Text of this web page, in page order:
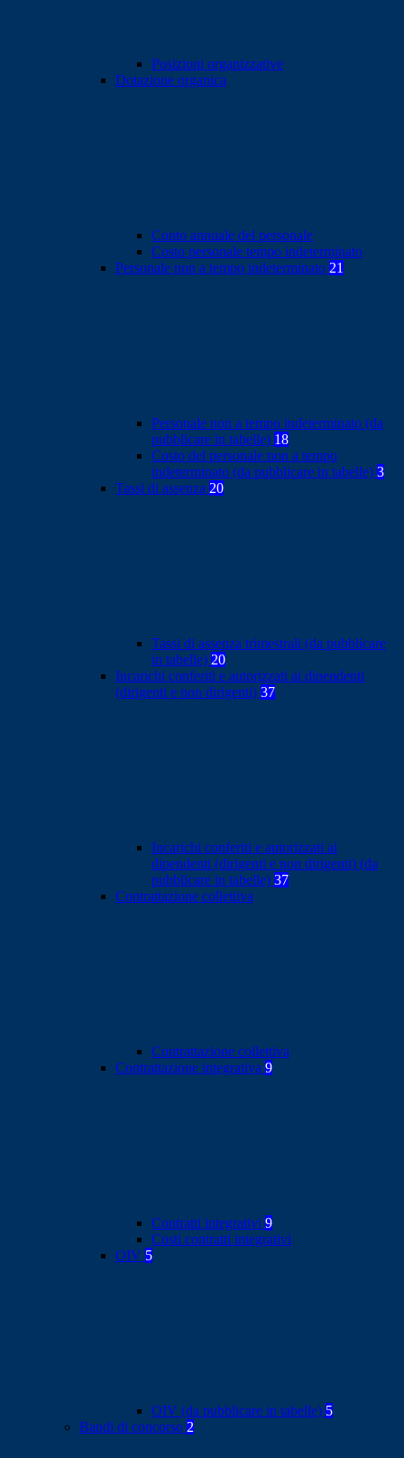
Posizioni organizzative
Dotazione organica
Conto annuale del personale
Costo personale tempo indeterminato
Personale non a tempo indeterminato 21
Personale non a tempo indeterminato (da
pubblicare in tabelle) 18
Costo del personale non a tempo
indeterminato (da pubblicare in tabelle) 3
Tassi di assenza 20
Tassi di assenza trimestrali (da pubblicare
in tabelle) 20
Incarichi conferiti e autorizzati ai dipendenti
(dirigenti e non dirigenti) 37
Incarichi conferiti e autorizzati ai
dipendenti (dirigenti e non dirigenti) (da
pubblicare in tabelle) 37
Contrattazione collettiva
Contrattazione collettiva
Contrattazione integrativa 9
Contratti integrativi 9
Costi contratti integrativi
OIV 5
OIV (da pubblicare in tabelle) 5
Bandi di concorso 2